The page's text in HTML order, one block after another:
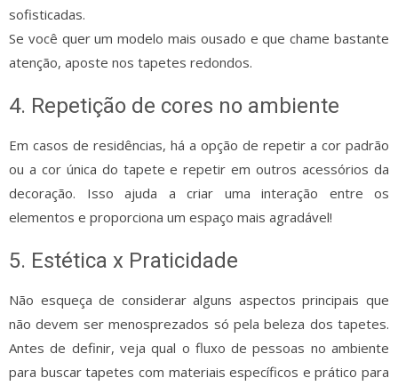
sofisticadas.
Se você quer um modelo mais ousado e que chame bastante
atenção, aposte nos tapetes redondos.
4. Repetição de cores no ambiente
Em casos de residências, há a opção de repetir a cor padrão
ou a cor única do tapete e repetir em outros acessórios da
decoração. Isso ajuda a criar uma interação entre os
elementos e proporciona um espaço mais agradável!
5. Estética x Praticidade
Não esqueça de considerar alguns aspectos principais que
não devem ser menosprezados só pela beleza dos tapetes.
Antes de definir, veja qual o fluxo de pessoas no ambiente
para buscar tapetes com materiais específicos e prático para